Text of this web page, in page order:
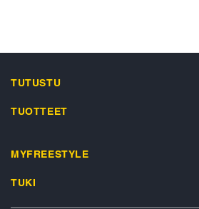
TUTUSTU
TUOTTEET
MYFREESTYLE
TUKI